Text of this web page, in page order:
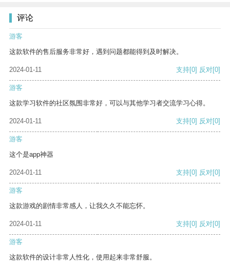
评论
游客
这款软件的售后服务非常好，遇到问题都能得到及时解决。
2024-01-11 支持[0] 反对[0]
游客
这款学习软件的社区氛围非常好，可以与其他学习者交流学习心得。
2024-01-11 支持[0] 反对[0]
游客
这个是app神器
2024-01-11 支持[0] 反对[0]
游客
这款游戏的剧情非常感人，让我久久不能忘怀。
2024-01-11 支持[0] 反对[0]
游客
这款软件的设计非常人性化，使用起来非常舒服。